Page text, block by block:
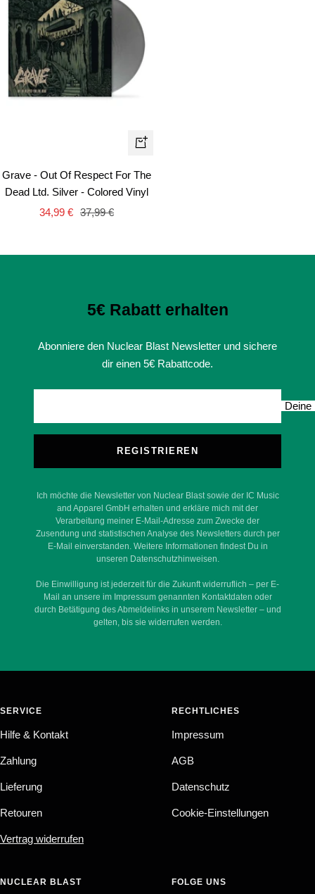
In
den
Warenkorb
Grave - Out Of Respect For The
Dead Ltd. Silver - Colored Vinyl
Angebotspreis
34,99 € Regulärer
37,99 €
5€ Rabatt erhalten
Abonniere den Nuclear Blast Newsletter und sichere
dir einen 5€ Rabattcode.
Deine
REGISTRIEREN
Ich möchte die Newsletter von Nuclear Blast sowie der IC Music
and Apparel GmbH erhalten und erkläre mich mit der
Verarbeitung meiner E-Mail-Adresse zum Zwecke der
Zusendung und statistischen Analyse des Newsletters durch per
E-Mail einverstanden. Weitere Informationen findest Du in
unseren Datenschutzhinweisen.
Die Einwilligung ist jederzeit für die Zukunft widerruflich – per E-
Mail an unsere im Impressum genannten Kontaktdaten oder
durch Betätigung des Abmeldelinks in unserem Newsletter – und
gelten, bis sie widerrufen werden.
SERVICE
Hilfe & Kontakt
Zahlung
Lieferung
Retouren
Vertrag widerrufen
RECHTLICHES
Impressum
AGB
Datenschutz
Cookie-Einstellungen
NUCLEAR BLAST FOLGE UNS